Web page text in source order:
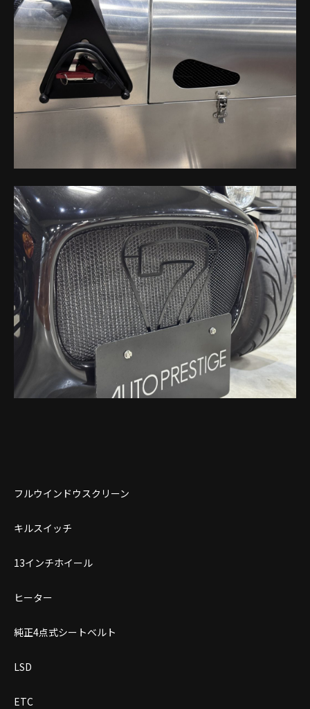
フルウインドウスクリーン
キルスイッチ
13インチホイール
ヒーター
純正4点式シートベルト
LSD
ETC